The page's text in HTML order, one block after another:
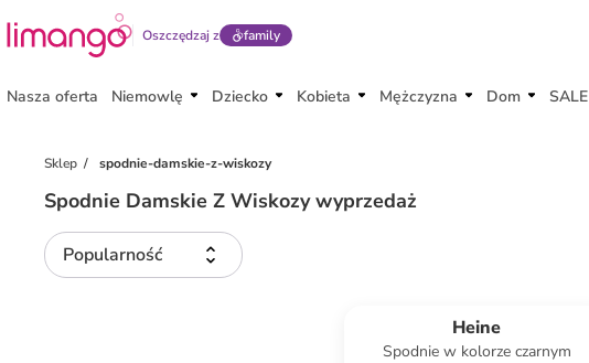
Oszczędzaj z family
Nasza oferta Niemowlę Dziecko Kobieta Mężczyzna Dom SALE
Sklep spodnie-damskie-z-wiskozy
Spodnie Damskie Z Wiskozy wyprzedaż
Popularność
Heine
Spodnie w kolorze czarnym